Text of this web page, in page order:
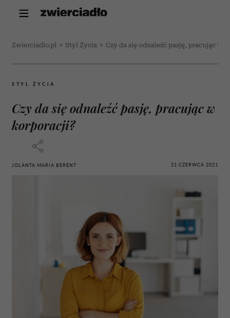
Zwierciadlo.pl > Styl Życia > Czy da się odnaleźć pasję, pracując w
STYL ŻYCIA
Czy da się odnaleźć pasję, pracując w
korporacji?
JOLANTA MARIA BERENT 21 CZERWCA 2021